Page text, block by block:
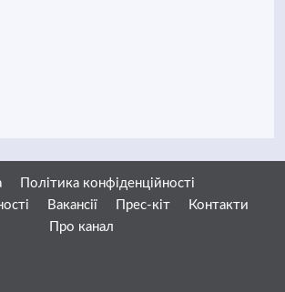
Політика конфіденційності
Вакансії Прес-кіт
Контакти
Про канал